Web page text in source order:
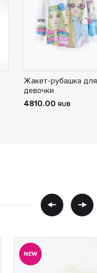
Жакет-рубашка для
девочки
4810.00 RUB
NEW